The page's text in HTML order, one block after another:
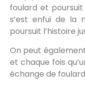
foulard et poursuit
s’est enfui de la
poursuit l’histoire
On peut
et chaque fois
échange de